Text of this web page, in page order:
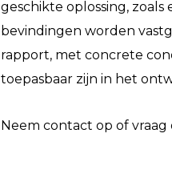
geschikte oplossing,
bevindingen worden
rapport, met concrete
toepasbaar zijn in het
Neem contact op of